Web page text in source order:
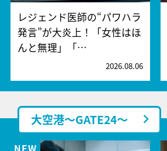
レジェンド医師の“パワハラ
発言”が大炎上！「女性はほ
んと無理」「…
2026.08.06
大空港～GATE24～